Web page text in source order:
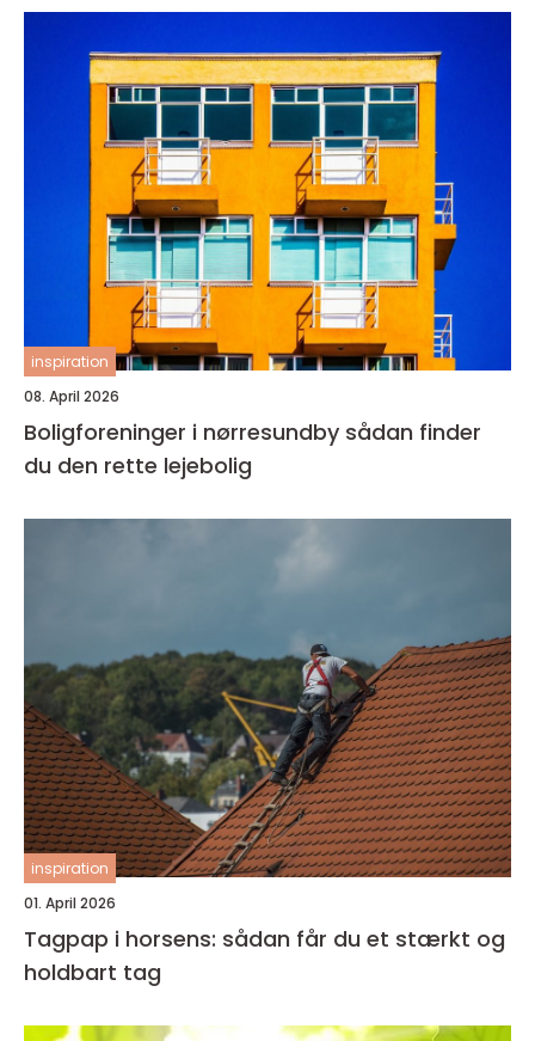
inspiration
08. April 2026
Boligforeninger i nørresundby sådan finder
du den rette lejebolig
inspiration
01. April 2026
Tagpap i horsens: sådan får du et stærkt og
holdbart tag